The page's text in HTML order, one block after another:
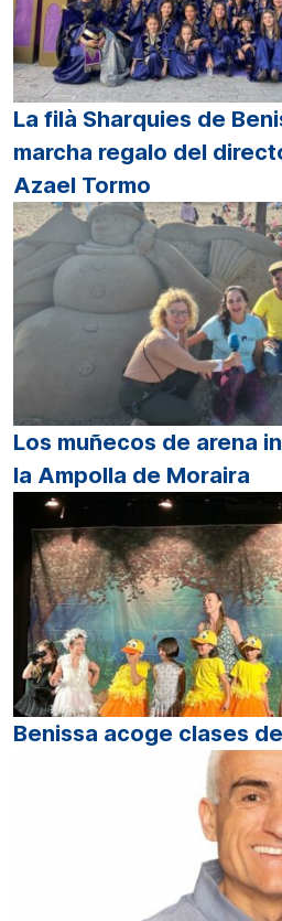
La filà Sharquies de
marcha regalo del
Azael Tormo
Los muñecos de arena
la Ampolla de Moraira
Benissa acoge clases